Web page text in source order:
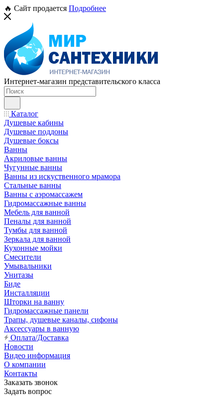
🔥 Сайт продается Подробнее
Интернет-магазин представительского класса
Каталог
Душевые кабины
Душевые поддоны
Душевые боксы
Ванны
Акриловые ванны
Чугунные ванны
Ванны из искуственного мрамора
Стальные ванны
Ванны с аэромассажем
Гидромассажные ванны
Мебель для ванной
Пеналы для ванной
Тумбы для ванной
Зеркала для ванной
Кухонные мойки
Смесители
Умывальники
Унитазы
Биде
Инсталляции
Шторки на ванну
Гидромассажные панели
Трапы, душевые каналы, сифоны
Аксессуары в ванную
Оплата/Доставка
Новости
Видео информация
О компании
Контакты
Заказать звонок
Задать вопрос